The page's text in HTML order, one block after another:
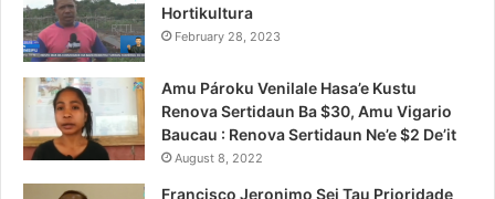
Hortikultura
February 28, 2023
Amu Pároku Venilale Hasa’e Kustu
Renova Sertidaun Ba $30, Amu Vigario
Baucau : Renova Sertidaun Ne’e $2 De’it
August 8, 2022
Francisco Jeronimo Sei Tau Prioridade